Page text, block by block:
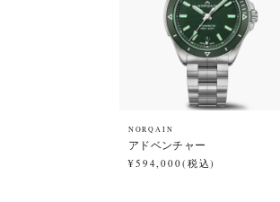
NORQAIN
アドベンチャー
¥594,000(税込)